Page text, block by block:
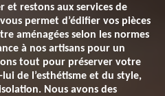
et restons aux services de
permet d’édifier vos pièces
aménagées selon les normes
à nos artisans pour un
tout pour préserver votre
de l’esthétisme et du style,
Nous avons des